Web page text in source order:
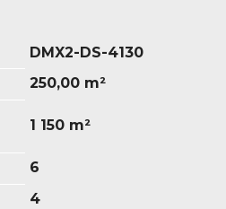
DMX2-DS-4130
250,00 m²
1 150 m²
6
4